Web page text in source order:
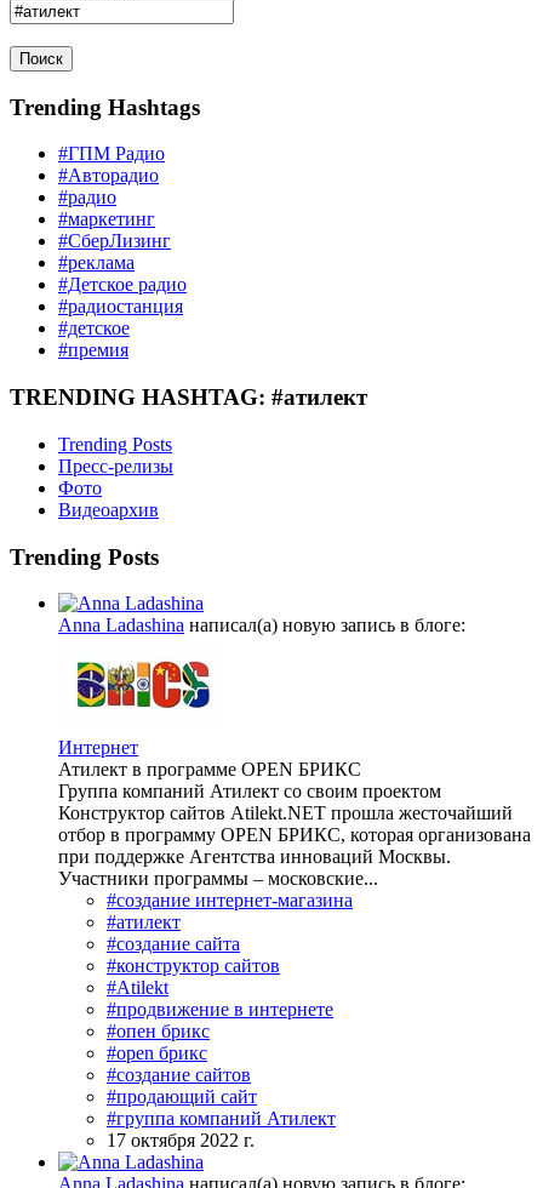
Поиск
Trending Hashtags
#ГПМ Радио
#Авторадио
#радио
#маркетинг
#СберЛизинг
#реклама
#Детское радио
#радиостанция
#детское
#премия
TRENDING HASHTAG: #атилект
Trending Posts
Пресс-релизы
Фото
Видеоархив
Trending Posts
Anna Ladashina написал(а) новую запись в блоге:
Интернет
Атилект в программе OPEN БРИКС
Группа компаний Атилект со своим проектом
Конструктор сайтов Atilekt.NET прошла жесточайший
отбор в программу OPEN БРИКС, которая организована
при поддержке Агентства инноваций Москвы.
Участники программы – московские...
#создание интернет-магазина
#атилект
#создание сайта
#конструктор сайтов
#Atilekt
#продвижение в интернете
#опен брикс
#open брикс
#создание сайтов
#продающий сайт
#группа компаний Атилект
17 октября 2022 г.